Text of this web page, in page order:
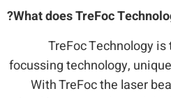
What does TreFoc
TreFoc Technology
focussing technology,
With TreFoc the laser